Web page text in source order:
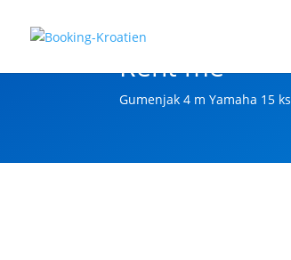
Rent me
Gumenjak 4 m Yamaha 15 ks